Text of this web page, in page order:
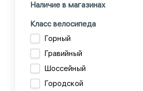
Наличие в магазинах
Класс велосипеда
Горный
Гравийный
Шоссейный
Городской